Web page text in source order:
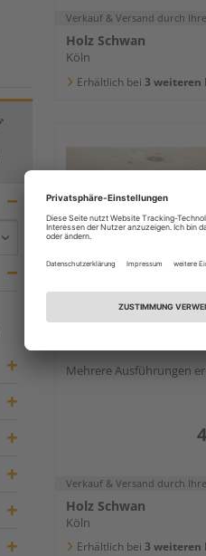
Verkauf & Versand durch
Holz Schwan
Köln
Erhältlich bei 3 weiteren
3-Schichtplatte
Mehrere Ausführungen
Verkauf & Versand durch
Holz Schwan
Köln
Erhältlich bei 3 weiteren